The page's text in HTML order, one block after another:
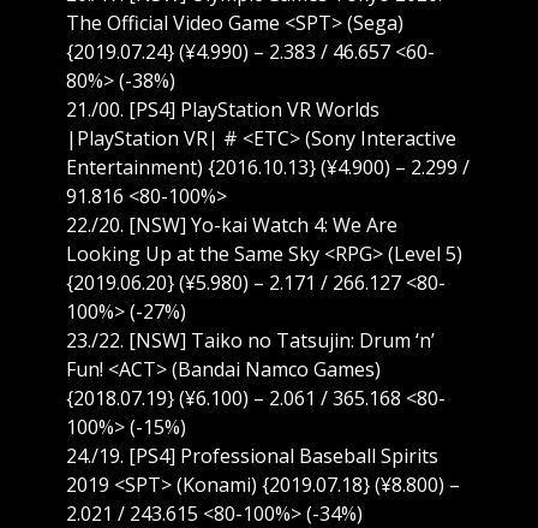
The Official Video Game <SPT> (Sega)
{2019.07.24} (¥4.990) – 2.383 / 46.657 <60-
80%> (-38%)
21./00. [PS4] PlayStation VR Worlds
|PlayStation VR| # <ETC> (Sony Interactive
Entertainment) {2016.10.13} (¥4.900) – 2.299 /
91.816 <80-100%>
22./20. [NSW] Yo-kai Watch 4: We Are
Looking Up at the Same Sky <RPG> (Level 5)
{2019.06.20} (¥5.980) – 2.171 / 266.127 <80-
100%> (-27%)
23./22. [NSW] Taiko no Tatsujin: Drum ‘n’
Fun! <ACT> (Bandai Namco Games)
{2018.07.19} (¥6.100) – 2.061 / 365.168 <80-
100%> (-15%)
24./19. [PS4] Professional Baseball Spirits
2019 <SPT> (Konami) {2019.07.18} (¥8.800) –
2.021 / 243.615 <80-100%> (-34%)